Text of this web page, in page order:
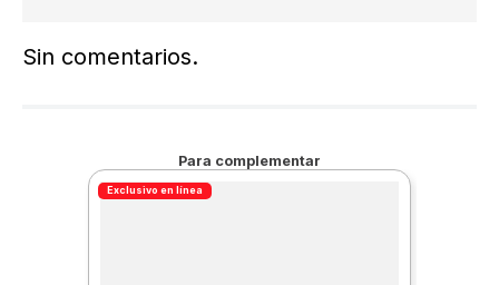
Sin comentarios.
Para complementar
Exclusivo en línea